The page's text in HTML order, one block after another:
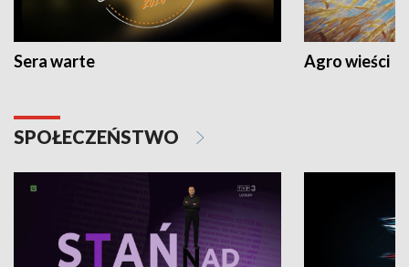
Sera warte Agro wieści
SPOŁECZEŃSTWO